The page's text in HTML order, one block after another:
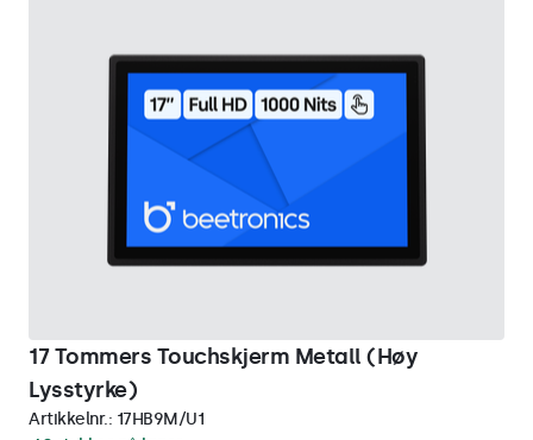
17 Tommers Touchskjerm Metall (Høy
Lysstyrke)
Artikkelnr.: 17HB9M/U1